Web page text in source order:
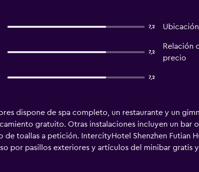
7,2 Ubicación
7,2
Relación
precio
7,2
dispone de spa completo, un restaurante y un
gratuito. Otras instalaciones incluyen un bar
toallas a petición. IntercityHotel Shenzhen Futian
por pasillos exteriores y artículos del minibar gratis
televisión por cable con películas de pago. Los